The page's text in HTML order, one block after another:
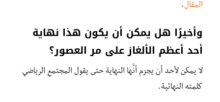
المقال.
وأخيرًا هل يمكن أن يكون هذا نهاية
أحد أعظم الألغاز على مر العصور؟
لا يمكن لأحد أن يجزم أنَّها النهاية حتى يقول المجتمع الرياضي
كلمته النهائية.